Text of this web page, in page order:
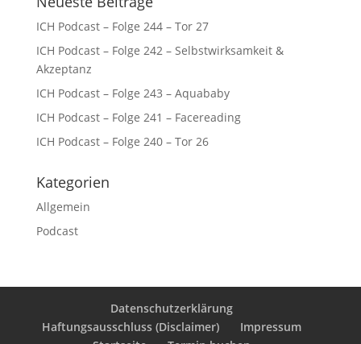
ICH Podcast – Folge 244 – Tor 27
ICH Podcast – Folge 242 – Selbstwirksamkeit &
Akzeptanz
ICH Podcast – Folge 243 – Aquababy
ICH Podcast – Folge 241 – Facereading
ICH Podcast – Folge 240 – Tor 26
Kategorien
Allgemein
Podcast
Datenschutzerklärung
Haftungsausschluss (Disclaimer)
Impressum